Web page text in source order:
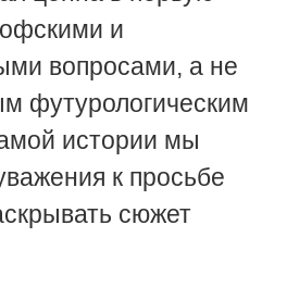
и
вопросами, а не
футурологическим
истории мы
к просьбе
сюжет